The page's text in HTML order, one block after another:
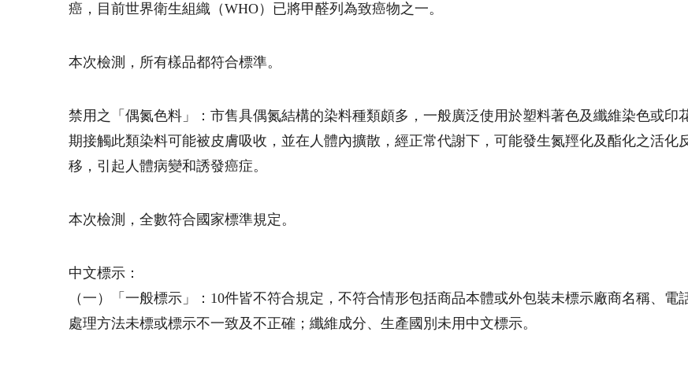
癌，目前世界衛生組織（WHO）已將甲醛列為致癌物之一。
本次檢測，所有樣品都符合標準。
禁用之「偶氮色料」：市售具偶氮結構的染料種類頗多，一般廣泛使用於塑料著色及纖維染色或
期接觸此類染料可能被皮膚吸收，並在人體內擴散，經正常代謝下，可能發生氮羥化及酯化之活
移，引起人體病變和誘發癌症。
本次檢測，全數符合國家標準規定。
中文標示：
（一）「一般標示」：10件皆不符合規定，不符合情形包括商品本體或外包裝未標示廠商名稱、
處理方法未標或標示不一致及不正確；纖維成分、生產國別未用中文標示。